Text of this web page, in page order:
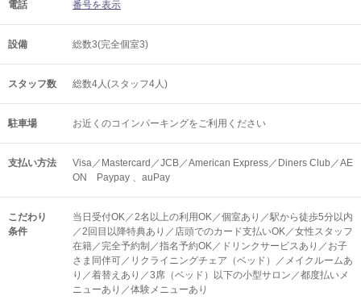
電話 番号を表示
設備 総数3(完全個室3)
スタッフ数 総数4人(スタッフ4人)
駐車場 お近くのコインパーキングをご利用ください
支払い方法
Visa／Mastercard／JCB／American Express／Diners Club／AE
ON Paypay 、auPay
こだわり
条件
当日受付OK／2名以上の利用OK／個室あり／駅から徒歩5分以内
／2回目以降特典あり／店頭でのカード支払いOK／女性スタッフ
在籍／完全予約制／指名予約OK／ドリンクサービスあり／お子
さま同伴可／リクライニングチェア（ベッド）／メイクルームあ
り／着替えあり／3席（ベッド）以下の小型サロン／都度払いメ
ニューあり／体験メニューあり